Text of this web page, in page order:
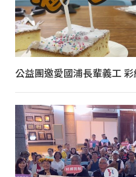
公益團邀愛國浦長輩義工